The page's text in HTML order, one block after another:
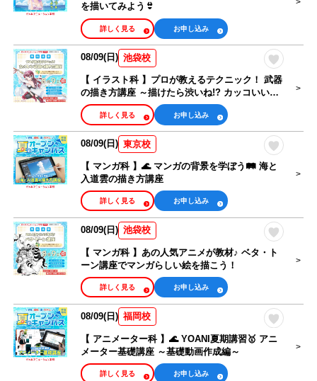
を描いてみよう👙
お申し込み
詳しく見る
08/09(日) 池袋校
【 イラスト科 】プロが教えるテクニック！ 武器
の描き方講座 ～描けたら渋いね!? カッコいい銃
編～
お申し込み
詳しく見る
08/09(日) 東京校
【 マンガ科 】🌊 マンガの背景を学ぼう🛤️ 海と
入道雲の描き方講座
お申し込み
詳しく見る
08/09(日) 池袋校
【 マンガ科 】あの人気アニメが教材♪ ベタ・ト
ーン講座でマンガらしい絵を描こう！
お申し込み
詳しく見る
08/09(日) 福岡校
【 アニメーター科 】🌊 YOANI夏期講習🥇 アニ
メーター基礎講座 ～基礎動画作成編～
お申し込み
詳しく見る